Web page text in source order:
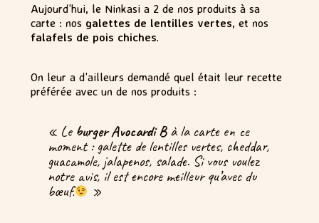
Aujourd’hui, le Ninkasi a 2 de nos produits à sa
carte : nos galettes de lentilles vertes, et nos
falafels de pois chiches.
On leur a d’ailleurs demandé quel était leur recette
préférée avec un de nos produits :
« Le burger Avocardi Bà la carte en ce
moment : galette de lentilles vertes, cheddar,
guacamole, jalapenos, salade. Si vous voulez
notre avis, il est encore meilleur qu’avec du
bœuf. »